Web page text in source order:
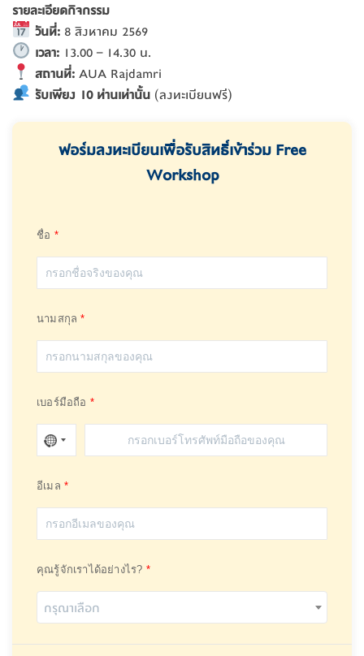
รายละเอียดกิจกรรม
วันที่:8 สิงหาคม 2569
เวลา:13.00 – 14.30 น.
สถานที่:AUA Rajdamri
รับเพียง 10 ท่านเท่านั้น(ลงทะเบียนฟรี)
ฟอร์มลงทะเบียนเพื่อรับสิทธิ์เข้าร่วม Free
Workshop
ชื่อ
นามสกุล
เบอร์มือถือ
อีเมล
คุณรู้จักเราได้อย่างไร?
กรุณาเลือก